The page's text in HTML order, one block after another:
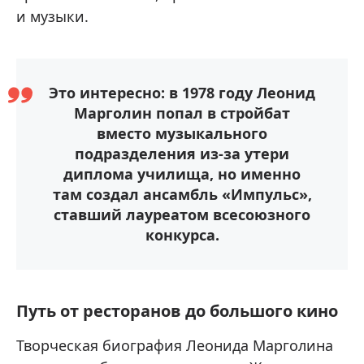
и музыки.
Это интересно: в 1978 году Леонид
Марголин попал в стройбат
вместо музыкального
подразделения из-за утери
диплома училища, но именно
там создал ансамбль «Импульс»,
ставший лауреатом всесоюзного
конкурса.
Путь от ресторанов до большого кино
Творческая биография Леонида Марголина